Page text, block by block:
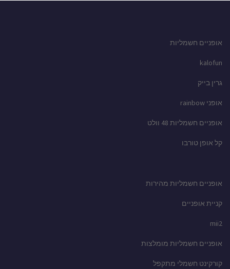
אופניים חשמליות
kalofun
גרין בייק
אופני rainbow
אופניים חשמליות 48 וולט
קל אופן טורבו
אופניים חשמליות מהירות
קניית אופניים
mii2
אופניים חשמליות מומלצות
קורקינט חשמלי מתקפל